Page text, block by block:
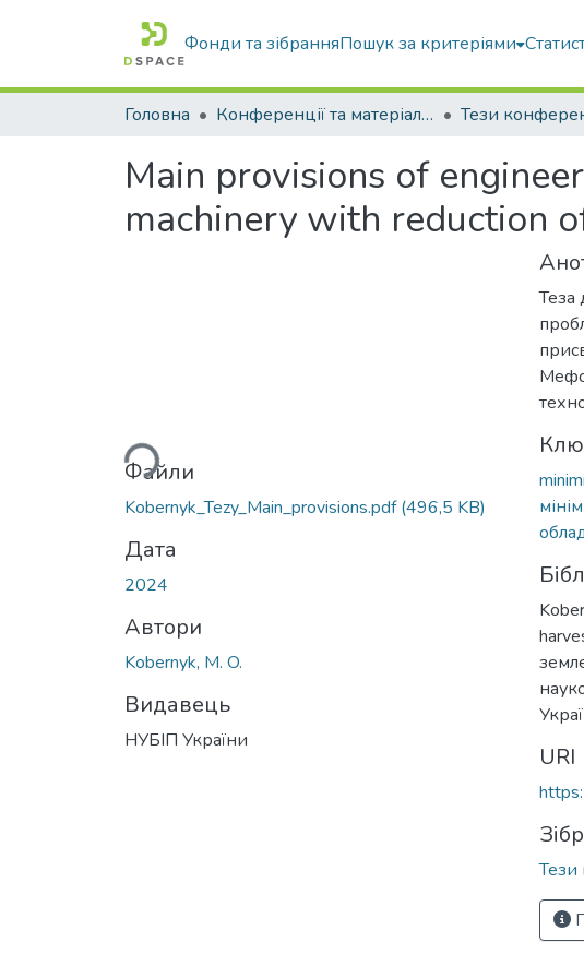
Фонди та зібранняПошук за критеріями
Головна Конференції та матеріали конференцій Тези
Main provisions of
machinery with reduction
Вантажиться...
Файли
Kobernyk_Tezy_Main_provisions.pdf(496,5 KB)
Дата
2024
Автори
Kobernyk, M. O.
Видавець
НУБІП України
Теза
URI